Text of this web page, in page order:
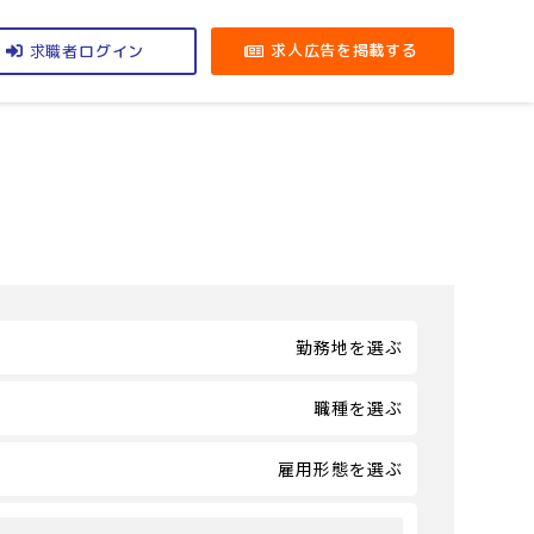
求職者ログイン 求人広告を掲載する
勤務地を選ぶ
職種を選ぶ
雇用形態を選ぶ